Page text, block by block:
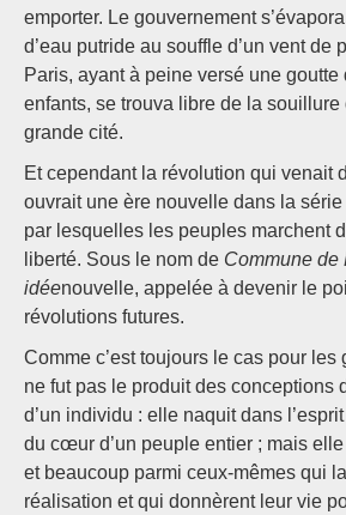
emporter. Le gouvernement
d’eau putride au souffle d’un vent de
Paris, ayant à peine versé une goutte
enfants, se trouva libre de la souillure
grande cité.
Et cependant la révolution qui venait
ouvrait une ère nouvelle dans la
par lesquelles les peuples marchent
liberté. Sous le nom de Commune de
idéenouvelle, appelée à devenir le
révolutions futures.
Comme c’est toujours le cas pour
ne fut pas le produit des conceptions
d’un individu : elle naquit dans
du cœur d’un peuple entier ; mais elle
et beaucoup parmi ceux-mêmes qui
réalisation et qui donnèrent leur vie